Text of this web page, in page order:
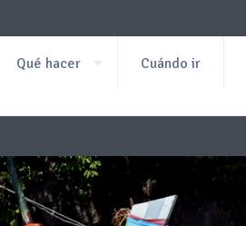
Qué hacer Cuándo ir